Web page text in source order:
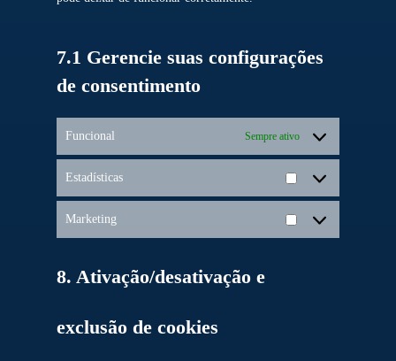
7.1 Gerencie suas configurações
de consentimento
Funcional Sempre ativo
Estadísticas
Marketing
8. Ativação/desativação e
exclusão de cookies